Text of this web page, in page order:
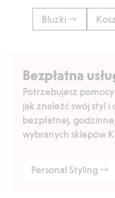
Bluzki
Bezpłatna
Potrzebujesz
jak znaleźć swój styl
bezpłatnej,
wybranych sklepów
Personal Styling